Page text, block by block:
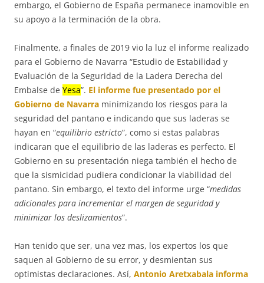
embargo, el Gobierno de España permanece inamovible en
su apoyo a la terminación de la obra.
Finalmente, a finales de 2019 vio la luz el informe realizado
para el Gobierno de Navarra “Estudio de Estabilidad y
Evaluación de la Seguridad de la Ladera Derecha del
Embalse de Yesa”. El informe fue presentado por el
Gobierno de Navarra minimizando los riesgos para la
seguridad del pantano e indicando que sus laderas se
hayan en “equilibrio estricto”, como si estas palabras
indicaran que el equilibrio de las laderas es perfecto. El
Gobierno en su presentación niega también el hecho de
que la sismicidad pudiera condicionar la viabilidad del
pantano. Sin embargo, el texto del informe urge “medidas
adicionales para incrementar el margen de seguridad y
minimizar los deslizamientos”.
Han tenido que ser, una vez mas, los expertos los que
saquen al Gobierno de su error, y desmientan sus
optimistas declaraciones. Así, Antonio Aretxabala informa